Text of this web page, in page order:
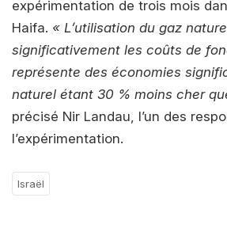
expérimentation de trois mois
Haifa. « L’utilisation du gaz
significativement les coûts de
représente des économies
naturel étant 30 % moins cher
précisé Nir Landau, l’un des
l’expérimentation.
Israël